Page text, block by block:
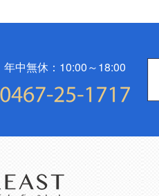
年中無休：10:00～18:00